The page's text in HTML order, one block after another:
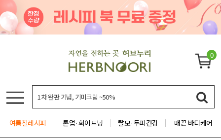
0
여름철레시피 톤업·화이트닝 탈모·두피건강 매끈 바디케어